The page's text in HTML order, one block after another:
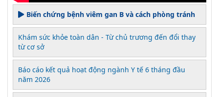
Biến chứng bệnh viêm gan B và cách phòng tránh
Khám sức khỏe toàn dân - Từ chủ trương đến đổi thay
từ cơ sở
Báo cáo kết quả hoạt động ngành Y tế 6 tháng đầu
năm 2026